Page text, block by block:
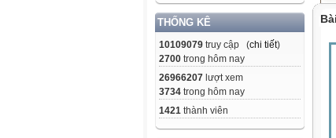
THỐNG KÊ
10109079 truy cập (chi tiết)
2700 trong hôm nay
26966207 lượt xem
3734 trong hôm nay
1421 thành viên